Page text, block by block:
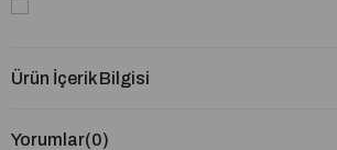
Ürün İçerik Bilgisi
Yorumlar(0)